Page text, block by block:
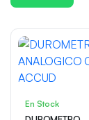
En Stock